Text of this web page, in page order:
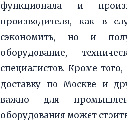
функционала и
производителя, как в
сэкономить, но и
оборудование,
специалистов. Кроме
доставку по Москве и
важно для
оборудования может